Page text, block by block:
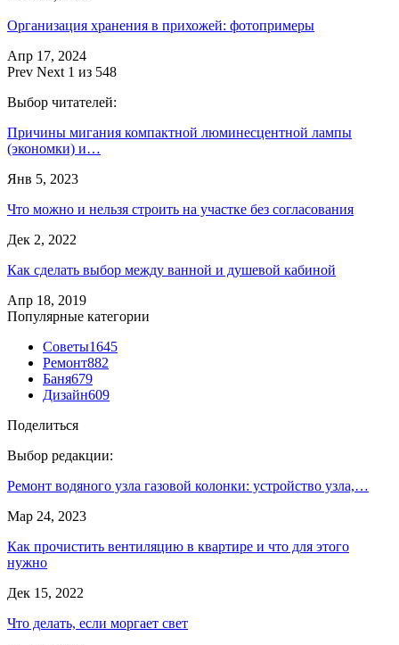
Организация хранения в прихожей: фотопримеры
Апр 17, 2024
Prev Next 1 из 548
Выбор читателей:
Причины мигания компактной люминесцентной лампы
(экономки) и…
Янв 5, 2023
Что можно и нельзя строить на участке без согласования
Дек 2, 2022
Как сделать выбор между ванной и душевой кабиной
Апр 18, 2019
Популярные категории
Советы1645
Ремонт882
Баня679
Дизайн609
Поделиться
Выбор редакции:
Ремонт водяного узла газовой колонки: устройство узла,…
Мар 24, 2023
Как прочистить вентиляцию в квартире и что для этого
нужно
Дек 15, 2022
Что делать, если моргает свет